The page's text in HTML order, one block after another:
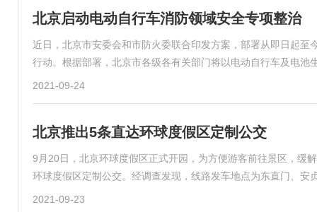
北京启动电动自行车消防领域安全专项整治
近日，北京市安委会和市防火委联合印发方案，部署从即日起
行动。根据部署，北京市各级各有关部门将以电动自行车及电池
2021-09-24
北京推出5条直达环球度假区定制公交
9月20日，北京环球度假区正式开园，为方便游客前往景区，缓
环球度假区定制公交。经调查发现，线路发车地点为东直门、安
2021-09-23